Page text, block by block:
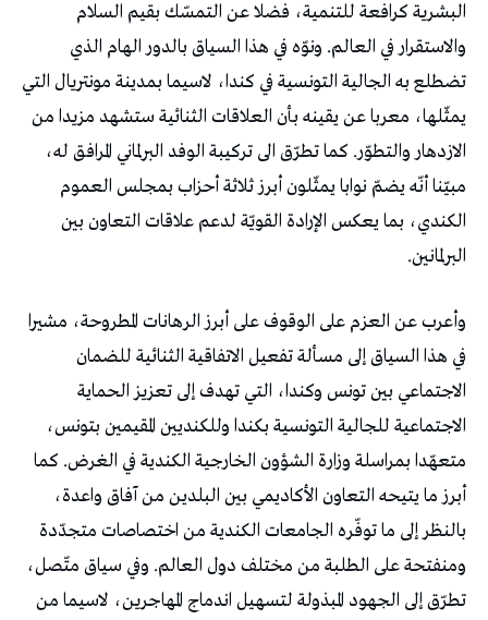
البشرية كرافعة للتنمية، فضلا عن التمسّك بقيم السلام
والاستقرار في العالم. ونوّه في هذا السياق بالدور الهام الذي
تضطلع به الجالية التونسية في كندا، لاسيما بمدينة مونتريال التي
يمثّلها، معربا عن يقينه بأن العلاقات الثنائية ستشهد مزيدا من
الازدهار والتطوّر. كما تطرّق الى تركيبة الوفد البرلماني المرافق له،
مبيّنا أنّه يضمّ نوابا يمثّلون أبرز ثلاثة أحزاب بمجلس العموم
الكندي، بما يعكس الإرادة القويّة لدعم علاقات التعاون بين
البرلمانين.
وأعرب عن العزم على الوقوف على أبرز الرهانات المطروحة، مشيرا
في هذا السياق إلى مسألة تفعيل الاتفاقية الثنائية للضمان
الاجتماعي بين تونس وكندا، التي تهدف إلى تعزيز الحماية
الاجتماعية للجالية التونسية بكندا وللكنديين المقيمين بتونس،
متعهّدا بمراسلة وزارة الشؤون الخارجية الكندية في الغرض. كما
أبرز ما يتيحه التعاون الأكاديمي بين البلدين من آفاق واعدة،
بالنظر إلى ما توفّره الجامعات الكندية من اختصاصات متجدّدة
ومنفتحة على الطلبة من مختلف دول العالم. وفي سياق متّصل،
تطرّق إلى الجهود المبذولة لتسهيل اندماج المهاجرين، لاسيما من